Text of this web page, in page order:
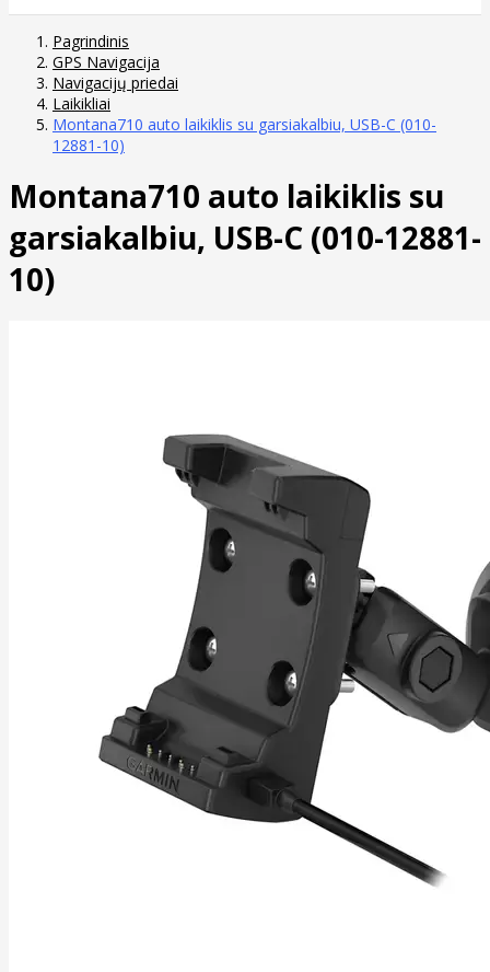
Pagrindinis
GPS Navigacija
Navigacijų priedai
Laikikliai
Montana710 auto laikiklis su garsiakalbiu, USB-C (010-
12881-10)
Montana710 auto laikiklis su
garsiakalbiu, USB-C (010-12881-
10)